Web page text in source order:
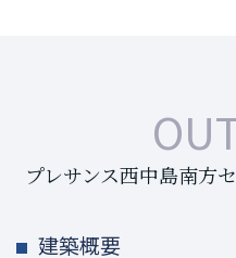
プレサンス西中島南方
建築概要